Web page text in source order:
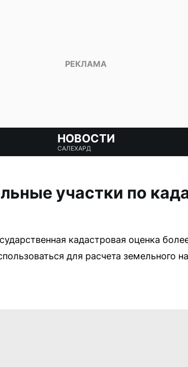
НОВОСТИ
САЛЕХАРД
участки по
кадастровая оценка
для расчета земельного